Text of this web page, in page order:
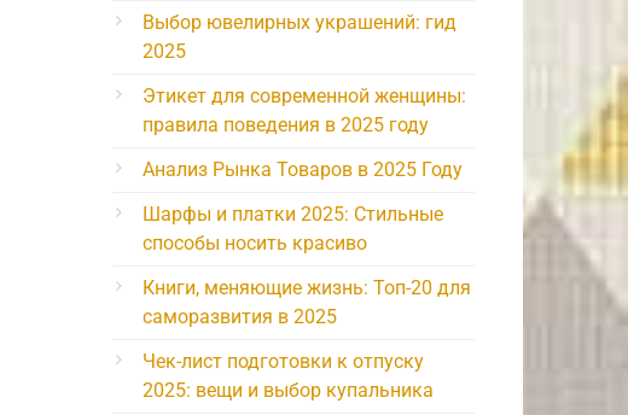
Выбор ювелирных украшений: гид
2025
Этикет для современной женщины:
правила поведения в 2025 году
Анализ Рынка Товаров в 2025 Году
Шарфы и платки 2025: Стильные
способы носить красиво
Книги, меняющие жизнь: Топ-20 для
саморазвития в 2025
Чек-лист подготовки к отпуску
2025: вещи и выбор купальника